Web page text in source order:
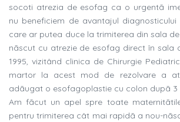
socoti atrezia de esofag ca o urgentã
nu beneficiem de avantajul
care ar putea duce la trimiterea din sala
nãscut cu atrezie de esofag direct în sala
1995, vizitând clinica de Chirurgie
martor la acest mod de rezolvare a
adãugat o esofagoplastie cu colon dupã 3
Am fãcut un apel spre toate
pentru trimiterea cât mai rapidã a nou-